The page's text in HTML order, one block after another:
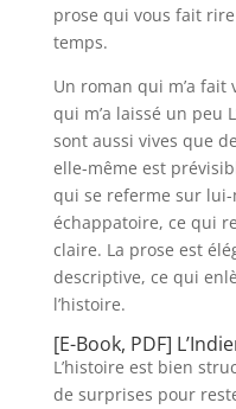
prose qui vous fait
temps.
Un roman qui m’a fait
qui m’a laissé un peu
sont aussi vives que
elle-même est
qui se referme sur
échappatoire, ce qui
claire. La prose est
descriptive, ce qui
l’histoire.
[E-Book, PDF]
L’histoire est bien
de surprises pour